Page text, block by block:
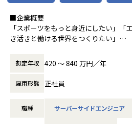
ー 資格取得支援制度
Oracle Java goldやAWS認定資格など
得を支援。書籍代や試験費用を会社で負
★希望する案件への参画や、希望する
業界に挑戦していただき、
└理由１：営業担当が案件開拓に日々
プアセット・オープンネットワークを
力・専門性・コストパフォーマンスの
ます。
仕事内容
をぶっ壊す）」を経営ビジョンに掲げ
をしております。
◆部門概要
■企業概要
「スポーツをもっと身近にしたい」「
き活きと働ける世界をつくりたい」
Yakudoの原点は、代表の及川とCTOの
した会話でした。
「スポーツ関係の面白いサービスがあ
「ITの力があれば、もっとスポーツを
二人ともスポーツが大好きで、及川は
想定年収 420 〜 840 万円／年
雇用形態 正社員
職種 サーバーサイドエンジニア